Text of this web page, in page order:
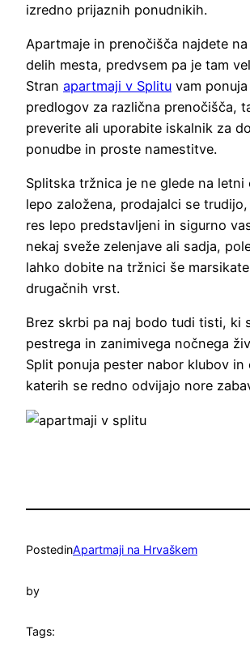
izredno prijaznih ponudnikih.
Apartmaje in prenočišča najdete
delih mesta, predvsem pa je tam
Stran apartmaji v Splitu vam
predlogov za različna prenočišča,
preverite ali uporabite iskalnik za
ponudbe in proste namestitve.
Splitska tržnica je ne glede na letni
lepo založena, prodajalci se
res lepo predstavljeni in sigurno
nekaj sveže zelenjave ali sadja,
lahko dobite na tržnici še
drugačnih vrst.
Brez skrbi pa naj bodo tudi tisti, ki
pestrega in zanimivega nočnega
Split ponuja pester nabor klubov in
katerih se redno odvijajo nore
PostedinApartmaji na Hrvaškem
by
Tags: